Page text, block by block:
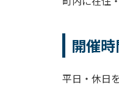
開催
平日・休日